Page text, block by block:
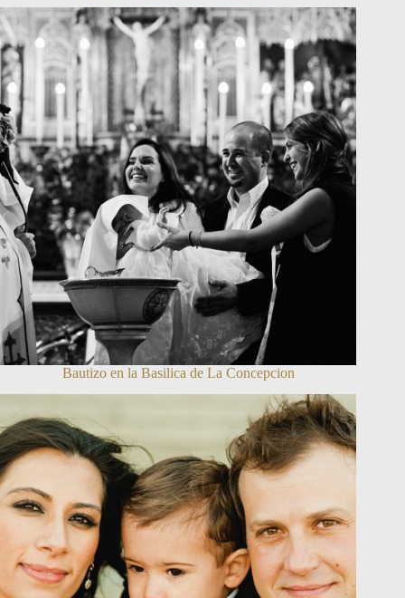
Bautizo en la Basilica de La Concepcion